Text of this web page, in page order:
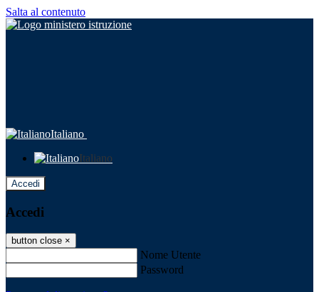
Salta al contenuto
Italiano
Italiano
Accedi
Accedi
button close ×
Nome Utente
Password